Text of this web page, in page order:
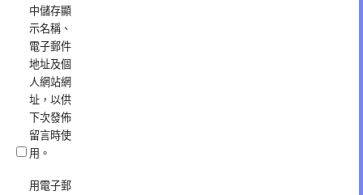
中儲存顯
示名稱、
電子郵件
地址及個
人網站網
址，以供
下次發佈
留言時使
用。
用電子郵